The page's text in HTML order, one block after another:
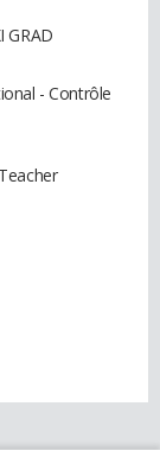
GRAD
- Contrôle